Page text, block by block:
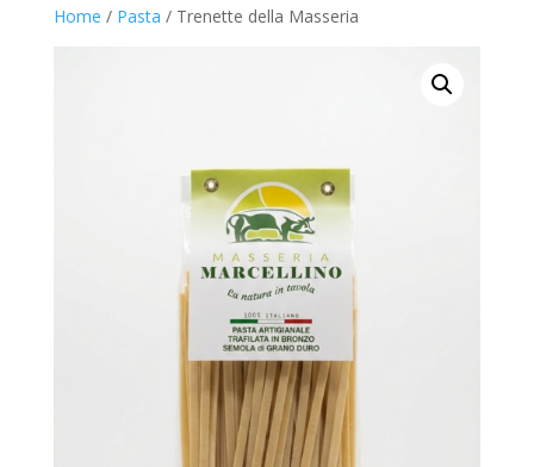
Home / Pasta / Trenette della Masseria